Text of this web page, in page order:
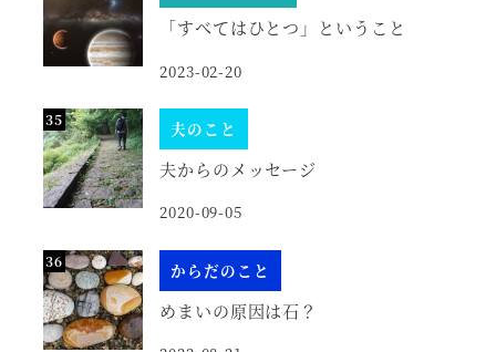
「すべてはひとつ」ということ
2023-02-20
夫のこと
夫からのメッセージ
2020-09-05
からだのこと
めまいの原因は石？